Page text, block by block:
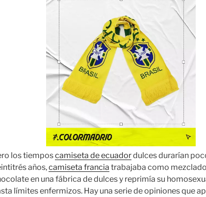
los tiemposcamiseta de ecuadordulces durarían
años,camiseta francia trabajaba como
en una fábrica de dulces y reprimía su
límites enfermizos. Hay una serie de opiniones que